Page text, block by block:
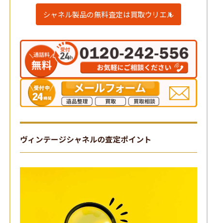
シャネル製品の無料査定は買取ウリエル
ヴィンテージシャネルの査定ポイント